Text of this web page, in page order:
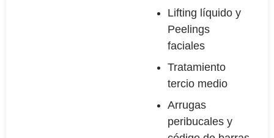
Lifting líquido y
Peelings
faciales
Tratamiento
tercio medio
Arrugas
peribucales y